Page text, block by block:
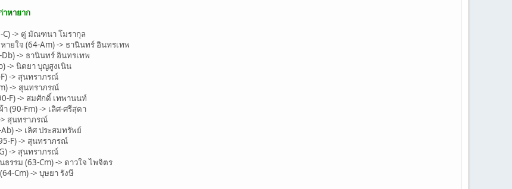
าหายาก
-> ตู่ มัณฑนา โมรากุล
ยใจ (64-Am) -> ธานินทร์ อินทรเทพ
-> ธานินทร์ อินทรเทพ
-> นิตยา บุญสูงเนิน
-> สุนทราภรณ์
-> สุนทราภรณ์
F) -> สมศักดิ์ เทพานนท์
(90-Fm) -> เลิศ-ศรีสุดา
> สุนทราภรณ์
-> เลิศ ประสมทรัพย์
F) -> สุนทราภรณ์
-> สุนทราภรณ์
รรม (63-Cm) -> ดาวใจ ไพจิตร
Cm) -> บุษยา รังษี